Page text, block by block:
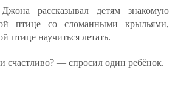
рассказывал детям знакомую
птице со сломанными крыльями,
птице научиться летать.
— спросил один ребёнок.